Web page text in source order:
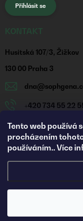
Tento web používá
procházením
používáním.. Více
Přihlásit se
KONTAKT
Husitská 107/3, Žižkov
130 00 Praha 3
dna@
+420 734 55 22
https://
sophgena_cz/
Copyright 2026